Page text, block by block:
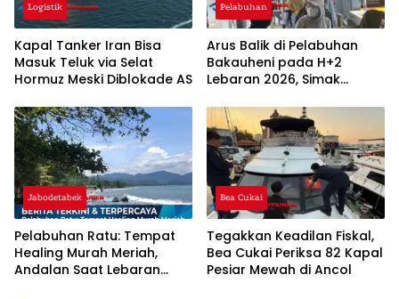
Logistik
Kapal Tanker Iran Bisa
Masuk Teluk via Selat
Hormuz Meski Diblokade AS
Pelabuhan
Arus Balik di Pelabuhan
Bakauheni pada H+2
Lebaran 2026, Simak
Jabodetabek
Pelabuhan Ratu: Tempat
Healing Murah Meriah,
Andalan Saat Lebaran
Bea Cukai
Tegakkan Keadilan Fiskal,
Bea Cukai Periksa 82 Kapal
Pesiar Mewah di Ancol